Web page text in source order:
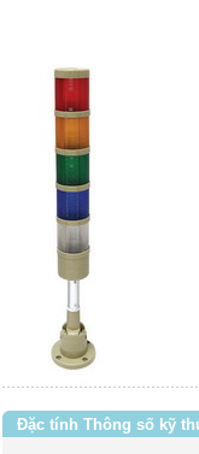
Đặc tính Thông số kỹ